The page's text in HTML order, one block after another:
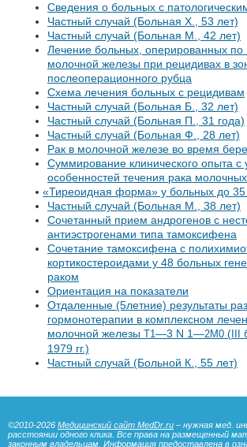
Cведения о больных с
Частный случай (Больная X., 53 лет)
Частный случай (Больная М., 42 лет)
Лечение больных, оперированных по
молочной железы при рецидивах в
послеоперационного рубца
Схема лечения больных с рецидивам
Частный случай (Больная Б., 32 лет)
Частный случай (Больная П., 31 года)
Частный случай (Больная Ф., 28 лет)
Рак в молочной железе во время
Суммирование клинического опыта с
особенностей течения рака
«Тиреоидная форма» у больных до 35
Частный случай (Больная М., 38 лет)
Cочетанный прием андрогенов с
антиэстрогенами типа тамоксифена
Сочетание тамоксифена с
кортикостероидами у 48 больных
раком
Ориентация на показатели
Отдаленные (5летние) результаты
гормонотерапии в комплексном
молочной железы
Т1—3 N 1—2М0 (
1979 гг.)
Частный случай (Больной К., 55 лет)
©2010-2026 Медицинский сайт MedDr.ru – нужная мед.
расстоянии одного клика. Все права на размещенный
законным владельцам. Информация предоставлена в